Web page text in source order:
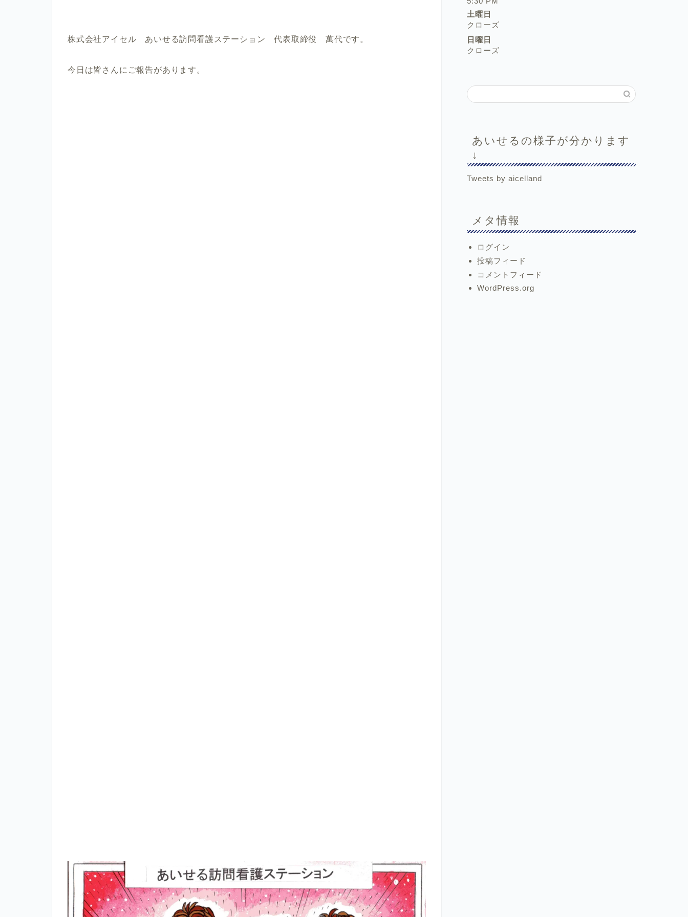
株式会社アイセル あいせる訪問看護ステーション 代表取締役 萬代です。
今日は皆さんにご報告があります。
土曜日
クローズ
日曜日
クローズ
あいせるの様子が分かります
↓
Tweets by aicelland
メタ情報
ログイン
投稿フィード
コメントフィード
WordPress.org